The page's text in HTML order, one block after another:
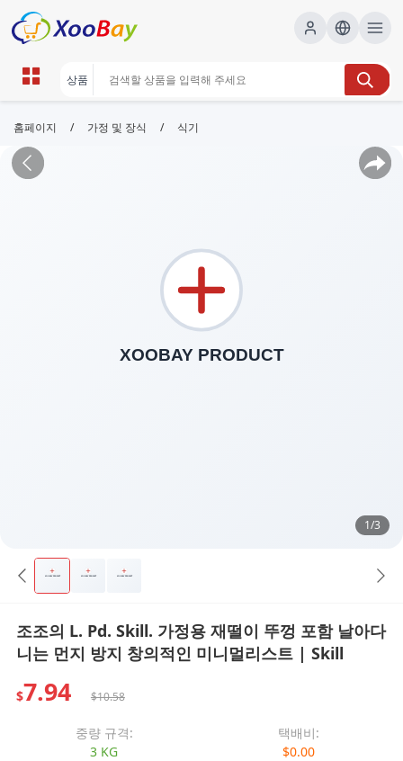
홈페이지 / 가정 및 장식 / 식기
1/3
조조의 L. Pd. Skill. 가정용 재떨이 뚜껑 포함 날아다
니는 먼지 방지 창의적인 미니멀리스트 | Skill
$7.94 $10.58
중량 규격:
3 KG
택배비:
$0.00